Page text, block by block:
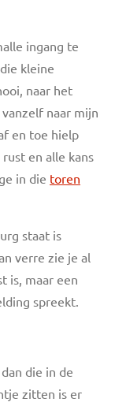
ingang te
kleine
naar het
naar mijn
en toe hielp
en alle kans
in die toren
staat is
verre zie je al
is, maar een
spreekt.
die in de
zitten is er